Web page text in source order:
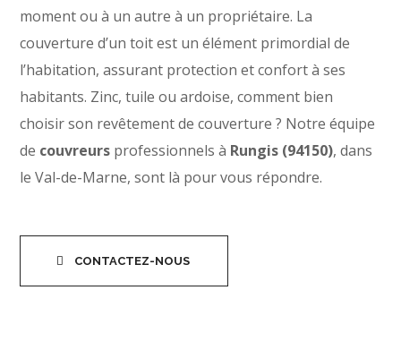
moment ou à un autre à un propriétaire. La
couverture d’un toit est un élément primordial de
l’habitation, assurant protection et confort à ses
habitants. Zinc, tuile ou ardoise, comment bien
choisir son revêtement de couverture ? Notre équipe
de couvreurs professionnels à Rungis (94150), dans
le Val-de-Marne, sont là pour vous répondre.
CONTACTEZ-NOUS